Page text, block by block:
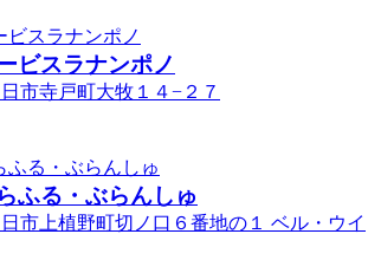
ビスラナンポノ
市寺戸町大牧１４−２７
ふる・ぶらんしゅ
市上植野町切ノ口６番地の１ ベル・ウイ